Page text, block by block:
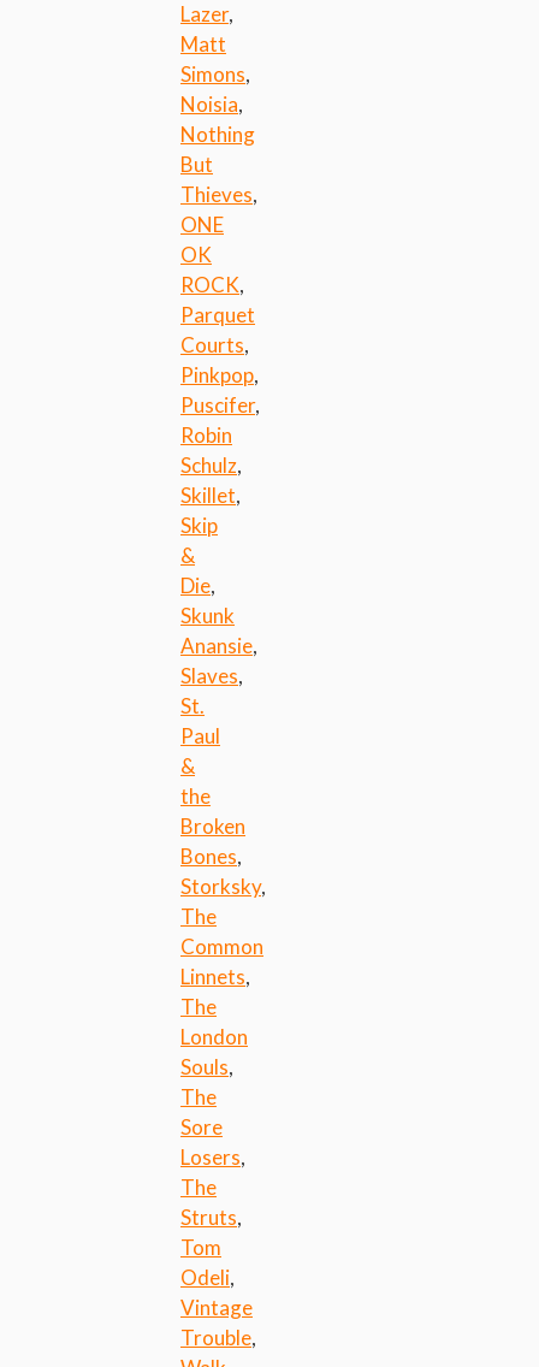
Lazer,
Matt
Simons,
Noisia,
Nothing
But
Thieves,
ONE
OK
ROCK,
Parquet
Courts,
Pinkpop,
Puscifer,
Robin
Schulz,
Skillet,
Skip
&
Die,
Skunk
Anansie,
Slaves,
St.
Paul
&
the
Broken
Bones,
Storksky,
The
Common
Linnets,
The
London
Souls,
The
Sore
Losers,
The
Struts,
Tom
Odeli,
Vintage
Trouble,